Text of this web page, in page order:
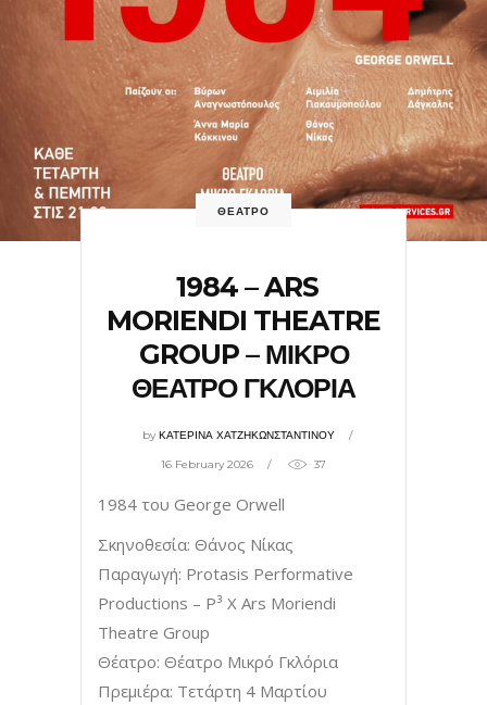
ΘΕΑΤΡΟ
1984 – ARS
MORIENDI THEATRE
GROUP – ΜΙΚΡΟ
ΘΕΑΤΡΟ ΓΚΛΟΡΙΑ
byΚΑΤΕΡΙΝΑ ΧΑΤΖΗΚΩΝΣΤΑΝΤΙΝΟΥ
16 February 2026 37
1984 του George Orwell
Σκηνοθεσία: Θάνος Νίκας
Παραγωγή: Protasis Performative
Productions – P³ Χ Ars Moriendi
Theatre Group
Θέατρο: Θέατρο Μικρό Γκλόρια
Πρεμιέρα: Τετάρτη 4 Μαρτίου